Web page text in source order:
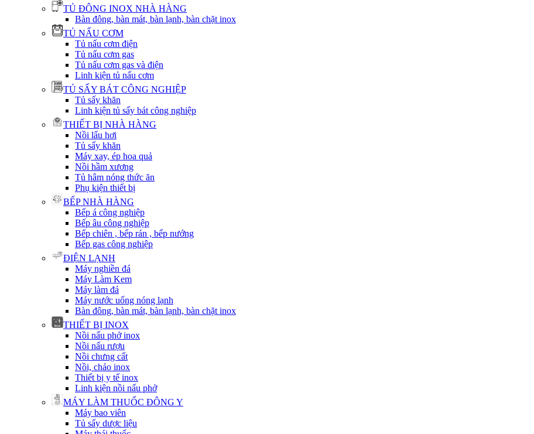
TỦ ĐÔNG INOX NHÀ HÀNG
Bàn đông, bàn mát, bàn lạnh, bàn chặt inox
TỦ NẤU CƠM
Tủ nấu cơm điện
Tủ nấu cơm gas
Tủ nấu cơm gas và điện
Linh kiện tủ nấu cơm
TỦ SẤY BÁT CÔNG NGHIỆP
Tủ sấy khăn
Linh kiện tủ sấy bát công nghiệp
THIẾT BỊ NHÀ HÀNG
Nồi lẩu hơi
Tủ sấy khăn
Máy xay, ép hoa quả
Nồi hầm xương
Tủ hâm nóng thức ăn
Phụ kiện thiết bị
BẾP NHÀ HÀNG
Bếp á công nghiệp
Bếp âu công nghiệp
Bếp chiên , bếp rán , bếp nướng
Bếp gas công nghiệp
ĐIỆN LẠNH
Máy nghiền đá
Máy Làm Kem
Máy làm đá
Máy nước uống nóng lạnh
Bàn đông, bàn mát, bàn lạnh, bàn chặt inox
THIẾT BỊ INOX
Nồi nấu phở inox
Nồi nấu rượu
Nồi chưng cất
Nồi, chảo inox
Thiết bị y tế inox
Linh kiện nồi nấu phở
MÁY LÀM THUỐC ĐÔNG Y
Máy bao viên
Tủ sấy dược liệu